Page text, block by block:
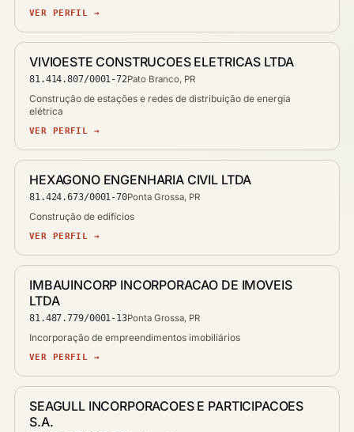
VER PERFIL →
VIVIOESTE CONSTRUCOES ELETRICAS LTDA
81.414.807/0001-72Pato Branco, PR
Construção de estações e redes de distribuição de energia
elétrica
VER PERFIL →
HEXAGONO ENGENHARIA CIVIL LTDA
81.424.673/0001-70Ponta Grossa, PR
Construção de edifícios
VER PERFIL →
IMBAUINCORP INCORPORACAO DE IMOVEIS
LTDA
81.487.779/0001-13Ponta Grossa, PR
Incorporação de empreendimentos imobiliários
VER PERFIL →
SEAGULL INCORPORACOES E PARTICIPACOES
S.A.